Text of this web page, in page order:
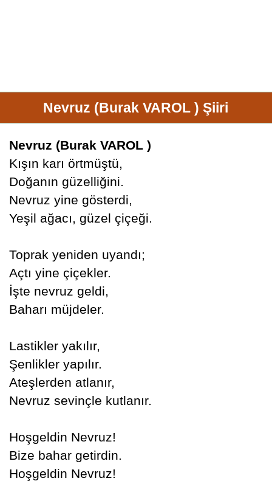
Nevruz (Burak VAROL ) Şiiri
Nevruz (Burak VAROL )
Kışın karı örtmüştü,
Doğanın güzelliğini.
Nevruz yine gösterdi,
Yeşil ağacı, güzel çiçeği.
Toprak yeniden uyandı;
Açtı yine çiçekler.
İşte nevruz geldi,
Baharı müjdeler.
Lastikler yakılır,
Şenlikler yapılır.
Ateşlerden atlanır,
Nevruz sevinçle kutlanır.
Hoşgeldin Nevruz!
Bize bahar getirdin.
Hoşgeldin Nevruz!